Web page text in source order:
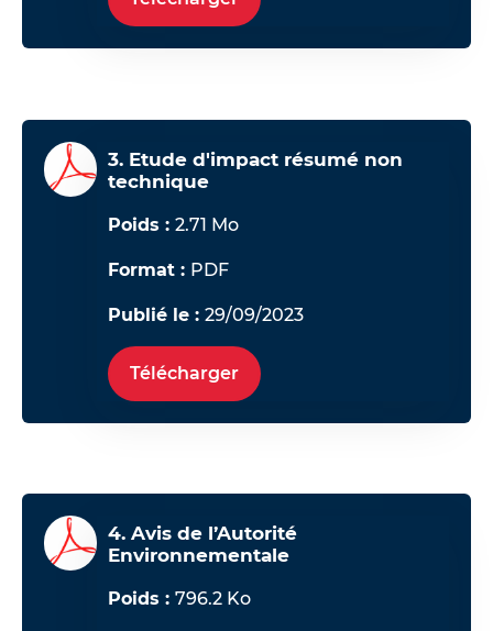
3. Etude d'impact résumé non
technique
Poids :2.71 Mo
Format : PDF
Publié le :29/09/2023
Télécharger
4. Avis de l’Autorité
Environnementale
Poids :796.2 Ko